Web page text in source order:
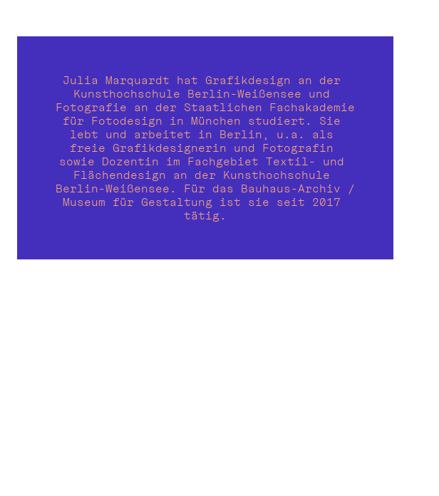
Julia Marquardt hat Grafikdesign an der
Kunsthochschule Berlin-Weißensee und
Fotografie an der Staatlichen Fachakademie
für Fotodesign in München studiert. Sie
lebt und arbeitet in Berlin, u.a. als
freie Grafikdesignerin und Fotografin
sowie Dozentin im Fachgebiet Textil- und
Flächendesign an der Kunsthochschule
Berlin-Weißensee. Für das Bauhaus-Archiv /
Museum für Gestaltung ist sie seit 2017
tätig.